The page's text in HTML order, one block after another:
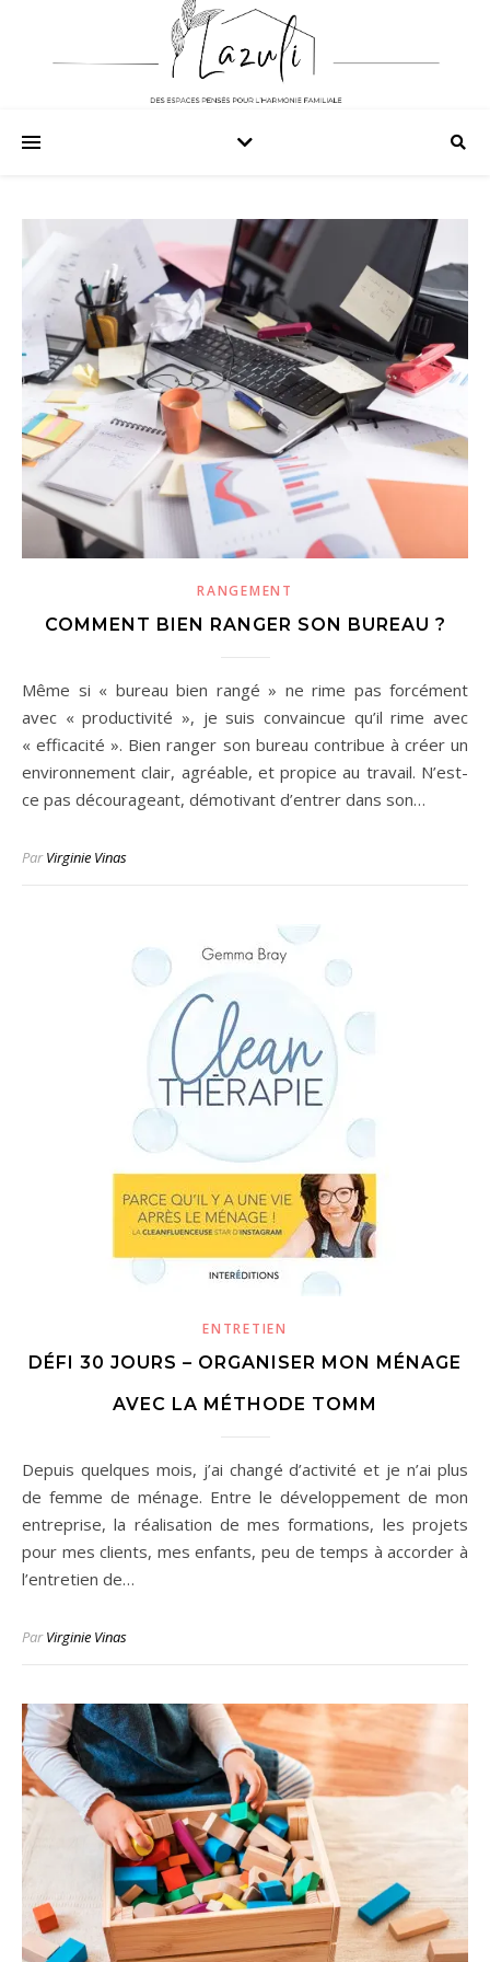
RANGEMENT
COMMENT BIEN RANGER SON BUREAU ?
Même si « bureau bien rangé » ne rime pas forcément
avec « productivité », je suis convaincue qu’il rime avec
« efficacité ». Bien ranger son bureau contribue à créer un
environnement clair, agréable, et propice au travail. N’est-
ce pas décourageant, démotivant d’entrer dans son…
ParVirginie Vinas
ENTRETIEN
DÉFI 30 JOURS – ORGANISER MON MÉNAGE
AVEC LA MÉTHODE TOMM
Depuis quelques mois, j’ai changé d’activité et je n’ai plus
de femme de ménage. Entre le développement de mon
entreprise, la réalisation de mes formations, les projets
pour mes clients, mes enfants, peu de temps à accorder à
l’entretien de…
ParVirginie Vinas